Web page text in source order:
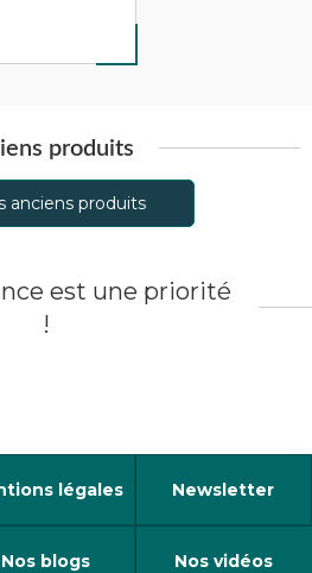
produits
anciens produits
est une priorité
!
légales Newsletter
Nos blogs Nos vidéos